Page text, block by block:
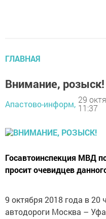
ГЛАВНАЯ
Внимание, розыск!
Апастово-информ, 29
11:37
Госавтоинспекция МВД
просит очевидцев
9 октября 2018 года в 20
автодороги Москва –